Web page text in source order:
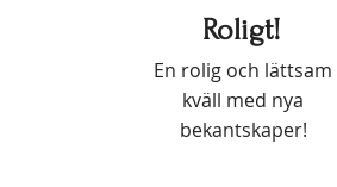
Roligt!
En rolig och lättsam
kväll med nya
bekantskaper!